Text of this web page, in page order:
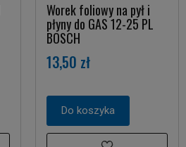
Worek foliowy na pył i
płyny do GAS 12-25 PL
BOSCH
13,50 zł
Do koszyka